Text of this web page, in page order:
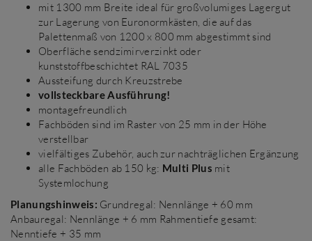
mit 1300 mm Breite ideal für großvolumiges Lagergut
zur Lagerung von Euronormkästen, die auf das
Palettenmaß von 1200 x 800 mm abgestimmt sind
Oberfläche sendzimirverzinkt oder
kunststoffbeschichtet RAL 7035
Aussteifung durch Kreuzstrebe
vollsteckbare Ausführung!
montagefreundlich
Fachböden sind im Raster von 25 mm in der Höhe
verstellbar
vielfältiges Zubehör, auch zur nachträglichen Ergänzung
alle Fachböden ab 150 kg: Multi Plus mit
Systemlochung
Planungshinweis: Grundregal: Nennlänge + 60 mm
Anbauregal: Nennlänge + 6 mm Rahmentiefe gesamt:
Nenntiefe + 35 mm